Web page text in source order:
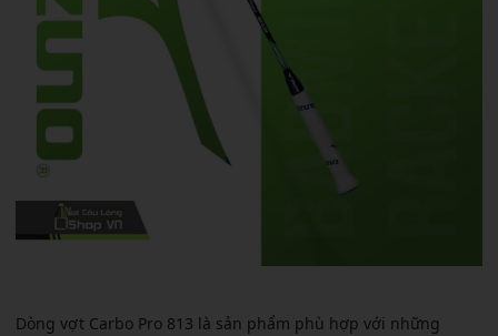
Dòng vợt Carbo Pro 813 là sản phẩm phù hợp với những